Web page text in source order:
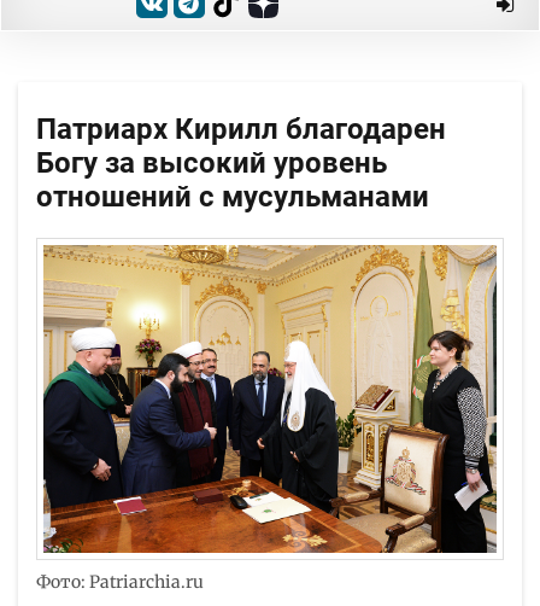
Патриарх Кирилл благодарен
Богу за высокий уровень
отношений с мусульманами
Фото: Patriarchia.ru